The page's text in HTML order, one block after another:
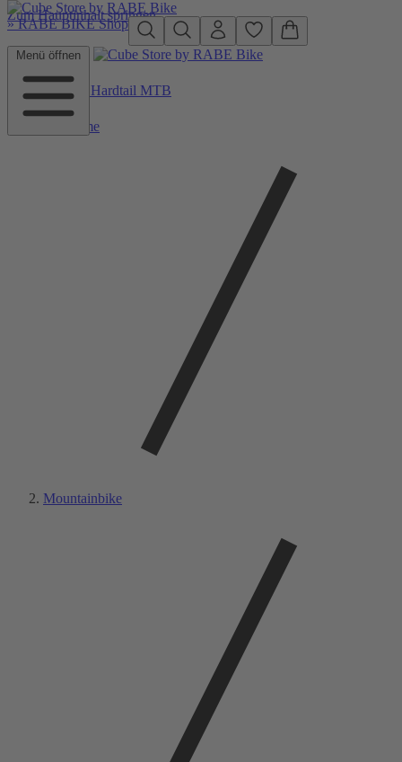
Zum Hauptinhalt springen
»RABE BIKE Shop
Menü öffnen
Zurück zu Hardtail MTB
Home
Mountainbike